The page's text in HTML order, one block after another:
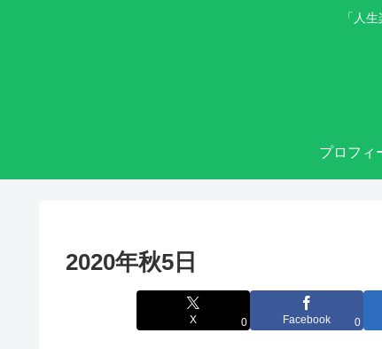
「人
プロフィ
2020年秋5日
X 0 Facebook 0